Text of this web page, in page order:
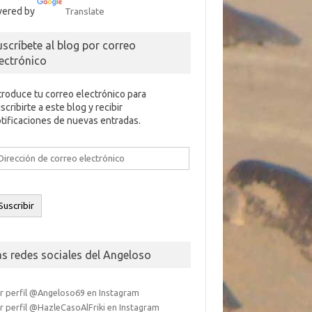
by Translate
al blog por correo
tu correo electrónico para
a este blog y recibir
de nuevas entradas.
redes sociales del Angeloso
perfil @Angeloso69 en Instagram
perfil @HazleCasoAlFriki en Instagram